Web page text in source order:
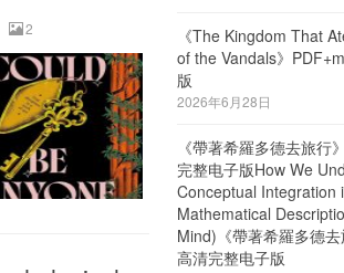
2
《The Kingdom That
of the Vandals》
版
2026年6月28日
《帶著希羅多德去旅
完整电子版How We
Conceptual Integration
Mathematical
Mind)《帶著希羅多德
高清完整电子版